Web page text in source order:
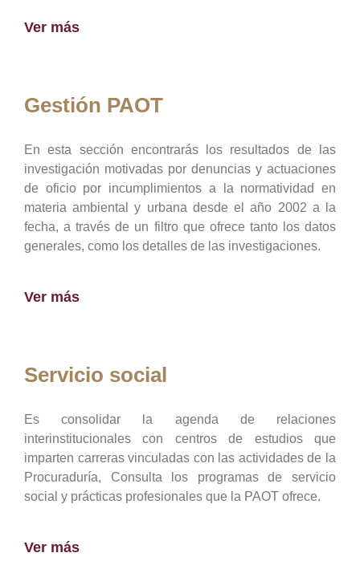
Ver más
Gestión PAOT
En esta sección encontrarás los resultados de las
investigación motivadas por denuncias y actuaciones
de oficio por incumplimientos a la normatividad en
materia ambiental y urbana desde el año 2002 a la
fecha, a través de un filtro que ofrece tanto los datos
generales, como los detalles de las investigaciones.
Ver más
Servicio social
Es consolidar la agenda de relaciones
interinstitucionales con centros de estudios que
imparten carreras vinculadas con las actividades de la
Procuraduría, Consulta los programas de servicio
social y prácticas profesionales que la PAOT ofrece.
Ver más